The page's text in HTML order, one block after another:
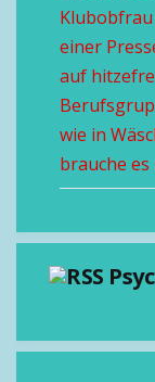
einer
auf
wie in
brauche